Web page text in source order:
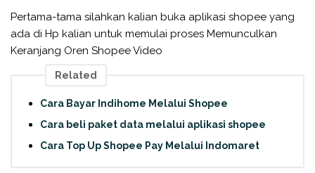
Pertama-tama silahkan kalian buka aplikasi shopee yang
ada di Hp kalian untuk memulai proses Memunculkan
Keranjang Oren Shopee Video
Related
Cara Bayar Indihome Melalui Shopee
Cara beli paket data melalui aplikasi shopee
Cara Top Up Shopee Pay Melalui Indomaret